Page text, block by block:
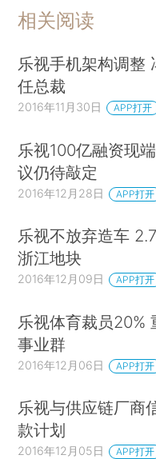
相关阅读
乐视手机架构调整
任总裁
2016年11月30日 APP打开
乐视100亿融资现
议仍待敲定
2016年12月28日 APP打开
乐视不放弃造车
浙江地块
2016年12月09日 APP打开
乐视体育裁员20%
事业群
2016年12月06日 APP打开
乐视与供应链厂商
款计划
2016年12月05日 APP打开